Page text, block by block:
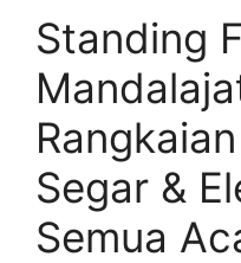
Standing
Segar &
Semua